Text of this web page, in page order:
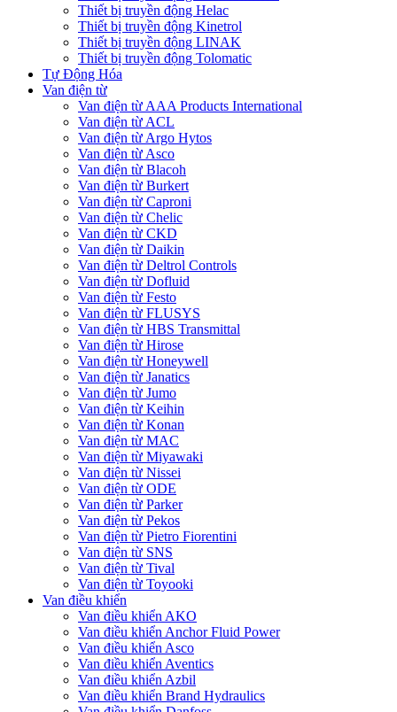
Thiết bị truyền động Helac
Thiết bị truyền động Kinetrol
Thiết bị truyền động LINAK
Thiết bị truyền động Tolomatic
Tự Động Hóa
Van điện từ
Van điện từ AAA Products International
Van điện từ ACL
Van điện từ Argo Hytos
Van điện từ Asco
Van điện từ Blacoh
Van điện từ Burkert
Van điện từ Caproni
Van điện từ Chelic
Van điện từ CKD
Van điện từ Daikin
Van điện từ Deltrol Controls
Van điện từ Dofluid
Van điện từ Festo
Van điện từ FLUSYS
Van điện từ HBS Transmittal
Van điện từ Hirose
Van điện từ Honeywell
Van điện từ Janatics
Van điện từ Jumo
Van điện từ Keihin
Van điện từ Konan
Van điện từ MAC
Van điện từ Miyawaki
Van điện từ Nissei
Van điện từ ODE
Van điện từ Parker
Van điện từ Pekos
Van điện từ Pietro Fiorentini
Van điện từ SNS
Van điện từ Tival
Van điện từ Toyooki
Van điều khiển
Van điều khiển AKO
Van điều khiển Anchor Fluid Power
Van điều khiển Asco
Van điều khiển Aventics
Van điều khiển Azbil
Van điều khiển Brand Hydraulics